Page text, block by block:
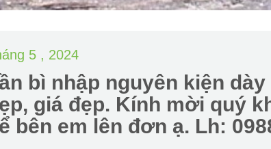
5 , 2024
bì nhập nguyên kiện
giá đẹp. Kính mời quý
bên em lên đơn ạ. Lh: